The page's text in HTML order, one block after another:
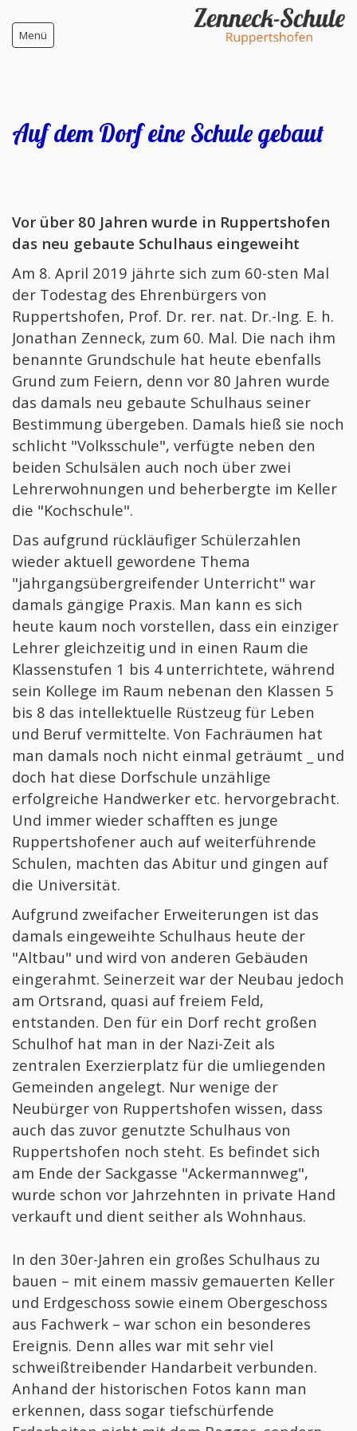
Menü
Zenneck-Schule
Schulklassen / Sprechzeiten / Unterrichtszeiten
fit4future
Klasse 2000
Wissenswertes über die Zenneck-Schule
Geschichte der Zenneck-Schule
Jonathan Zenneck - Namensgeber unserer
Ganztagesschule
Schulleben
Kontakt
Auf dem Dorf eine Schule gebaut
Vor über 80 Jahren wurde in Ruppertshofen
das neu gebaute Schulhaus eingeweiht
Am 8. April 2019 jährte sich zum 60-sten Mal
der Todestag des Ehrenbürgers von
Ruppertshofen, Prof. Dr. rer. nat. Dr.-Ing. E. h.
Jonathan Zenneck, zum 60. Mal. Die nach ihm
benannte Grundschule hat heute ebenfalls
Grund zum Feiern, denn vor 80 Jahren wurde
das damals neu gebaute Schulhaus seiner
Bestimmung übergeben. Damals hieß sie noch
schlicht "Volksschule", verfügte neben den
beiden Schulsälen auch noch über zwei
Lehrerwohnungen und beherbergte im Keller
die "Kochschule".
Das aufgrund rückläufiger Schülerzahlen
wieder aktuell gewordene Thema
"jahrgangsübergreifender Unterricht" war
damals gängige Praxis. Man kann es sich
heute kaum noch vorstellen, dass ein einziger
Lehrer gleichzeitig und in einen Raum die
Klassenstufen 1 bis 4 unterrichtete, während
sein Kollege im Raum nebenan den Klassen 5
bis 8 das intellektuelle Rüstzeug für Leben
und Beruf vermittelte. Von Fachräumen hat
man damals noch nicht einmal geträumt _ und
doch hat diese Dorfschule unzählige
erfolgreiche Handwerker etc. hervorgebracht.
Und immer wieder schafften es junge
Ruppertshofener auch auf weiterführende
Schulen, machten das Abitur und gingen auf
die Universität.
Aufgrund zweifacher Erweiterungen ist das
damals eingeweihte Schulhaus heute der
"Altbau" und wird von anderen Gebäuden
eingerahmt. Seinerzeit war der Neubau jedoch
am Ortsrand, quasi auf freiem Feld,
entstanden. Den für ein Dorf recht großen
Schulhof hat man in der Nazi-Zeit als
zentralen Exerzierplatz für die umliegenden
Gemeinden angelegt. Nur wenige der
Neubürger von Ruppertshofen wissen, dass
auch das zuvor genutzte Schulhaus von
Ruppertshofen noch steht. Es befindet sich
am Ende der Sackgasse "Ackermannweg",
wurde schon vor Jahrzehnten in private Hand
verkauft und dient seither als Wohnhaus.
In den 30er-Jahren ein großes Schulhaus zu
bauen – mit einem massiv gemauerten Keller
und Erdgeschoss sowie einem Obergeschoss
aus Fachwerk – war schon ein besonderes
Ereignis. Denn alles war mit sehr viel
schweißtreibender Handarbeit verbunden.
Anhand der historischen Fotos kann man
erkennen, dass sogar tiefschürfende